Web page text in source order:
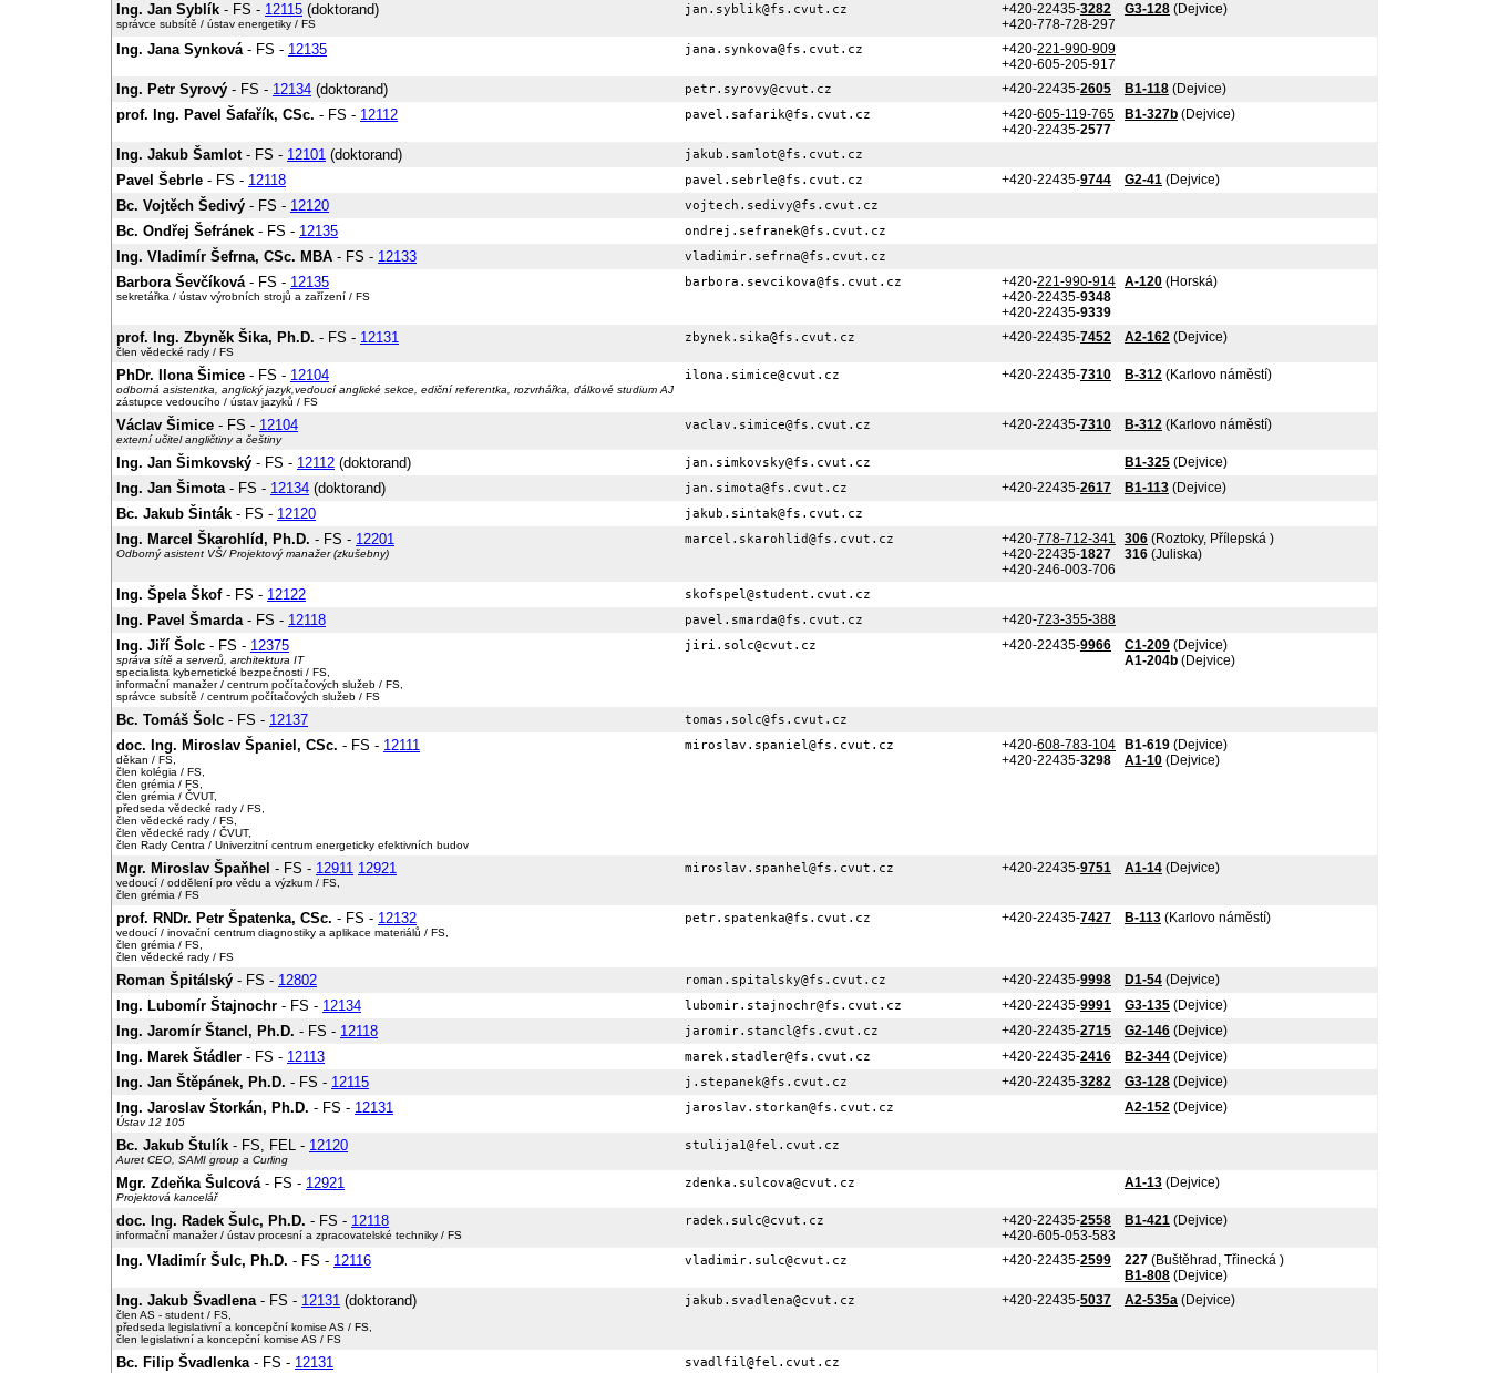
Ing. Jan Syblík - FS - 12115 (doktorand)
správce subsítě / ústav energetiky / FS
+420-22435-3282
+420-778-728-297
G3-128 (Dejvice)
Ing. Jana Synková- FS - 12135 +420-221-990-909
+420-605-205-917
Ing. Petr Syrový - FS - 12134 (doktorand) +420-22435-2605 B1-118 (Dejvice)
prof. Ing. Pavel Šafařík, CSc. - FS - 12112 +420-605-119-765
+420-22435-2577
B1-327b (Dejvice)
Ing. Jakub Šamlot- FS - 12101 (doktorand)
Pavel Šebrle - FS - 12118 +420-22435-9744 G2-41 (Dejvice)
Bc. Vojtěch Šedivý - FS - 12120
Bc. Ondřej Šefránek - FS - 12135
Ing. Vladimír Šefrna, CSc. MBA - FS - 12133
Barbora Ševčíková- FS - 12135
sekretářka / ústav výrobních strojů a zařízení / FS
+420-221-990-914
+420-22435-9348
+420-22435-9339
A-120 (Horská)
prof. Ing. Zbyněk Šika, Ph.D. - FS - 12131
člen vědecké rady / FS
+420-22435-7452 A2-162 (Dejvice)
PhDr. Ilona Šimice - FS - 12104
odborná asistentka, anglický jazyk,vedoucí anglické sekce, ediční referentka, rozvrhářka, dálkové studium AJ
zástupce vedoucího / ústav jazyků / FS
+420-22435-7310 B-312 (Karlovo náměstí)
Václav Šimice - FS - 12104
externí učitel angličtiny a češtiny
+420-22435-7310 B-312 (Karlovo náměstí)
Ing. Jan Šimkovský - FS - 12112 (doktorand) B1-325 (Dejvice)
Ing. Jan Šimota- FS - 12134 (doktorand) +420-22435-2617 B1-113 (Dejvice)
Bc. Jakub Šinták - FS - 12120
Ing. Marcel Škarohlíd, Ph.D. - FS - 12201
Odborný asistent VŠ/ Projektový manažer (zkušebny)
+420-778-712-341
+420-22435-1827
+420-246-003-706
306 (Roztoky, Přílepská )
316 (Juliska)
Ing. Špela Škof- FS - 12122
Ing. Pavel Šmarda- FS - 12118 +420-723-355-388
Ing. Jiří Šolc - FS - 12375
správa sítě a serverů, architektura IT
specialista kybernetické bezpečnosti / FS,
informační manažer / centrum počítačových služeb / FS,
správce subsítě / centrum počítačových služeb / FS
+420-22435-9966 C1-209 (Dejvice)
A1-204b (Dejvice)
Bc. Tomáš Šolc - FS - 12137
doc. Ing. Miroslav Španiel, CSc. - FS - 12111
děkan / FS,
člen kolégia / FS,
člen grémia / FS,
člen grémia / ČVUT,
předseda vědecké rady / FS,
člen vědecké rady / FS,
člen vědecké rady / ČVUT,
člen Rady Centra / Univerzitní centrum energeticky efektivních budov
+420-608-783-104
+420-22435-3298
B1-619 (Dejvice)
A1-10 (Dejvice)
Mgr. Miroslav Špaňhel - FS - 12911 12921
vedoucí / oddělení pro vědu a výzkum / FS,
člen grémia / FS
+420-22435-9751 A1-14 (Dejvice)
prof. RNDr. Petr Špatenka, CSc. - FS - 12132
vedoucí / inovační centrum diagnostiky a aplikace materiálů / FS,
člen grémia / FS,
člen vědecké rady / FS
+420-22435-7427 B-113 (Karlovo náměstí)
Roman Špitálský - FS - 12802 +420-22435-9998 D1-54 (Dejvice)
Ing. Lubomír Štajnochr - FS - 12134 +420-22435-9991 G3-135 (Dejvice)
Ing. Jaromír Štancl, Ph.D. - FS - 12118 +420-22435-2715 G2-146 (Dejvice)
Ing. Marek Štádler - FS - 12113 +420-22435-2416 B2-344 (Dejvice)
Ing. Jan Štěpánek, Ph.D. - FS - 12115 +420-22435-3282 G3-128 (Dejvice)
Ing. Jaroslav Štorkán, Ph.D. - FS - 12131
Ústav 12 105
A2-152 (Dejvice)
Bc. Jakub Štulík - FS, FEL - 12120
Auret CEO, SAMI group a Curling
Mgr. Zdeňka Šulcová- FS - 12921
Projektová kancelář
A1-13 (Dejvice)
doc. Ing. Radek Šulc, Ph.D. - FS - 12118
informační manažer / ústav procesní a zpracovatelské techniky / FS
+420-22435-2558
+420-605-053-583
B1-421 (Dejvice)
Ing. Vladimír Šulc, Ph.D. - FS - 12116 +420-22435-2599 227 (Buštěhrad, Třinecká )
B1-808 (Dejvice)
Ing. Jakub Švadlena- FS - 12131 (doktorand)
člen AS - student / FS,
předseda legislativní a koncepční komise AS / FS,
člen legislativní a koncepční komise AS / FS
+420-22435-5037 A2-535a (Dejvice)
Bc. Filip Švadlenka- FS - 12131